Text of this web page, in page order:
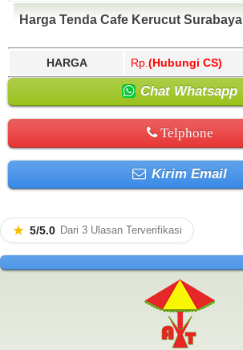
Harga Tenda Cafe Kerucut Surabaya
HARGA Rp. (Hubungi CS)
Chat Whatsapp
Telphone
Kirim Email
★ 5/5.0 Dari 3 Ulasan Terverifikasi